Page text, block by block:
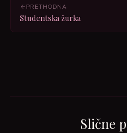
PRETHODNA
Studentska žurka
Slične